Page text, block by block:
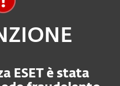
ESET è stata